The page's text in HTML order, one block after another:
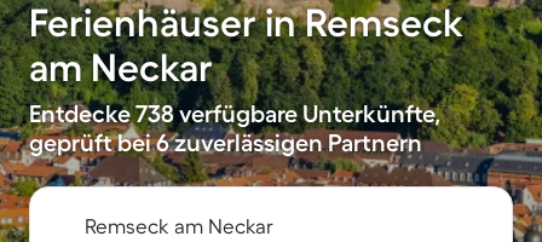
Ferienhäuser in Remseck
am Neckar
Entdecke 738 verfügbare Unterkünfte,
geprüft bei 6 zuverlässigen Partnern